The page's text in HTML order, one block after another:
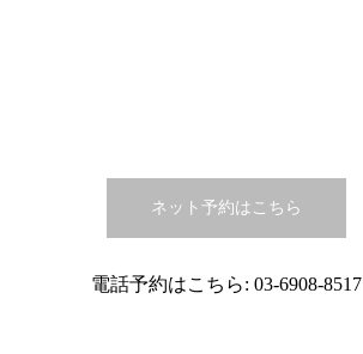
ネット予約はこちら
電話予約はこちら: 03-6908-8517